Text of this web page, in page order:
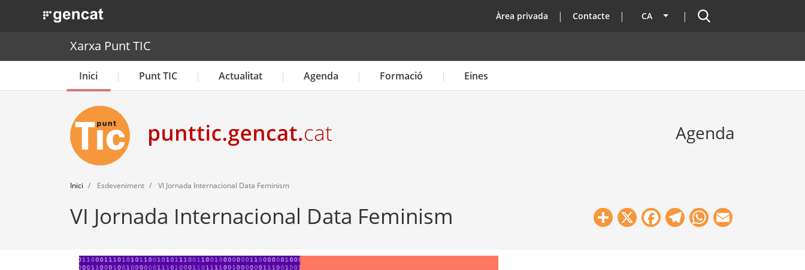
. Obre en una nova finestra. top
Àrea privada Contacte CA Llista les accions addicionals
Cercador
Xarxa Punt TIC
Inici Punt TIC Actualitat Agenda Formació Eines
Agenda
Inici Esdeveniment VI Jornada Internacional Data Feminism
VI Jornada Internacional Data Feminism Share
X Facebook
Telegram
WhatsApp